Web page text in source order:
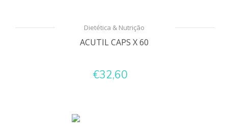
Dietética & Nutrição
ACUTIL CAPS X 60
€32,60